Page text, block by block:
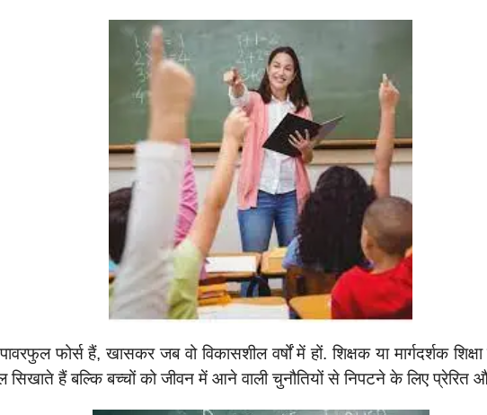
फोर्स हैं, खासकर जब वो विकासशील वर्षों में हों. शिक्षक या मार्गदर्शक
सिखाते हैं बल्कि बच्चों को जीवन में आने वाली चुनौतियों से निपटने के लिए प्रेरित